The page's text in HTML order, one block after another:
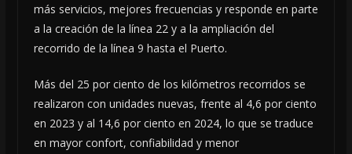
más servicios, mejores frecuencias y responde en parte
a la creación de la línea 22 y a la ampliación del
recorrido de la línea 9 hasta el Puerto.
Más del 25 por ciento de los kilómetros recorridos se
realizaron con unidades nuevas, frente al 4,6 por ciento
en 2023 y al 14,6 por ciento en 2024, lo que se traduce
en mayor confort, confiabilidad y menor